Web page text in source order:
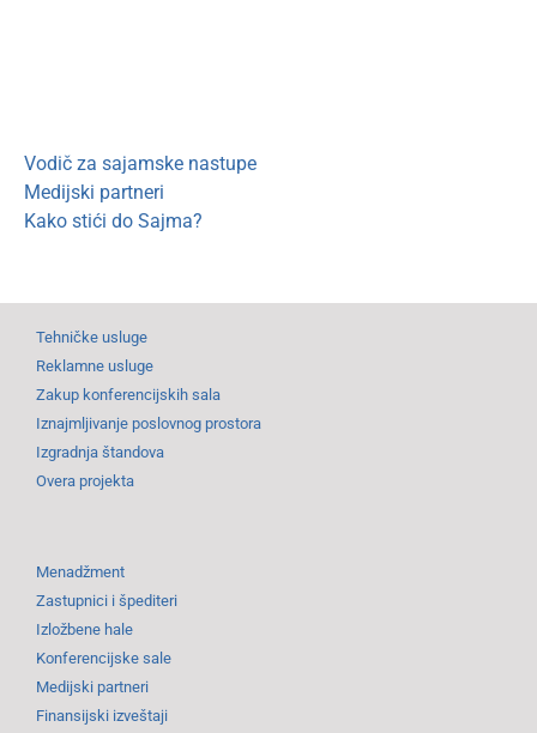
Vodič za sajamske nastupe
Medijski partneri
Kako stići do Sajma?
Tehničke usluge
Reklamne usluge
Zakup konferencijskih sala
Iznajmljivanje poslovnog prostora
Izgradnja štandova
Overa projekta
Menadžment
Zastupnici i špediteri
Izložbene hale
Konferencijske sale
Medijski partneri
Finansijski izveštaji